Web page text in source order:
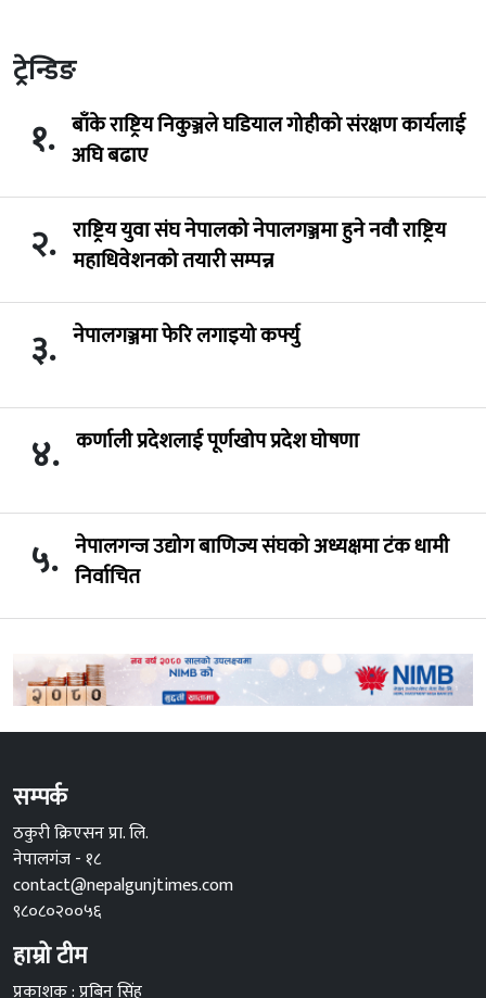
ट्रेन्डिङ
१. बाँके राष्ट्रिय निकुञ्जले घडियाल गोहीको संरक्षण कार्यलाई
अघि बढाए
२. राष्ट्रिय युवा संघ नेपालको नेपालगञ्जमा हुने नवौ राष्ट्रिय
महाधिवेशनको तयारी सम्पन्न
३. नेपालगञ्जमा फेरि लगाइयो कर्फ्यु
४. कर्णाली प्रदेशलाई पूर्णखोप प्रदेश घोषणा
५. नेपालगन्ज उद्योग बाणिज्य संघको अध्यक्षमा टंक धामी
निर्वाचित
सम्पर्क
ठकुरी क्रिएसन प्रा. लि.
नेपालगंज - १८
contact@nepalgunjtimes.com
९८०८०२००५६
हाम्रो टीम
प्रकाशक : प्रबिन सिंह